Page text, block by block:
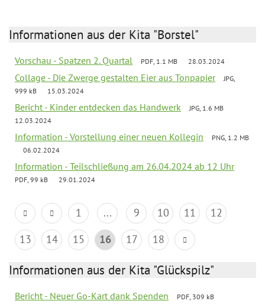
Informationen aus der Kita "Borstel"
Vorschau - Spatzen 2. Quartal PDF, 1.1 MB 28.03.2024
Collage - Die Zwerge gestalten Eier aus Tonpapier
JPG,
999 kB
15.03.2024
Bericht - Kinder entdecken das Handwerk
JPG, 1.6 MB
12.03.2024
Information - Vorstellung einer neuen Kollegin
PNG, 1.2 MB
06.02.2024
Information - Teilschließung am 26.04.2024 ab 12 Uhr
PDF, 99 kB 29.01.2024
1 ... 9 10 11
12
13
14 15 16 17 18
Informationen aus der Kita "Glückspilz"
Bericht - Neuer Go-Kart dank Spenden
PDF, 309 kB